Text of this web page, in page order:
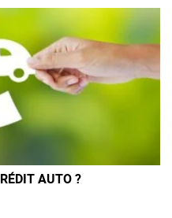
AUTO ?